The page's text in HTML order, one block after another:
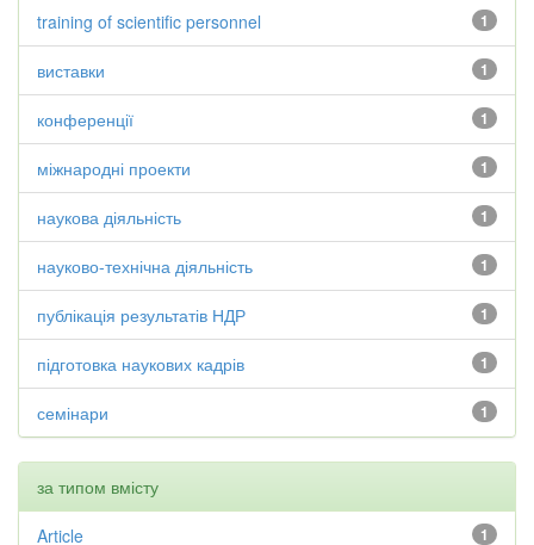
1
training of scientific personnel
1
виставки
1
конференції
1
міжнародні проекти
1
наукова діяльність
1
науково-технічна діяльність
1
публікація результатів НДР
1
підготовка наукових кадрів
1
семінари
за типом вмісту
1
Article